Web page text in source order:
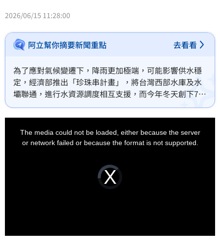
2026/06/15 11:28:00
阿立幫你摘要新聞重點 去看看
為了應對氣候變遷下，降雨更加極端，可能影響供水穩
定，經濟部推出「珍珠串計畫」，將台灣西部水庫及水
壩聯通，進行水資源調度相互支援，而今年冬天創下75
年來降雨最少紀錄，但由於珍珠串計畫陸續發揮功效，
所以有效穩定水情。
Video
Player
loading.
The media could not be loaded, either because the server
or network failed or because the format is not supported.